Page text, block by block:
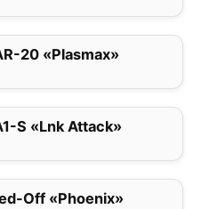
20 «Plasmax»
S «Lnk Attack»
Off «Phoenix»